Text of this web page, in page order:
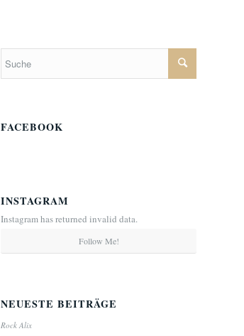
FACEBOOK
INSTAGRAM
Instagram has returned invalid data.
Follow Me!
NEUESTE BEITRÄGE
Rock Alix